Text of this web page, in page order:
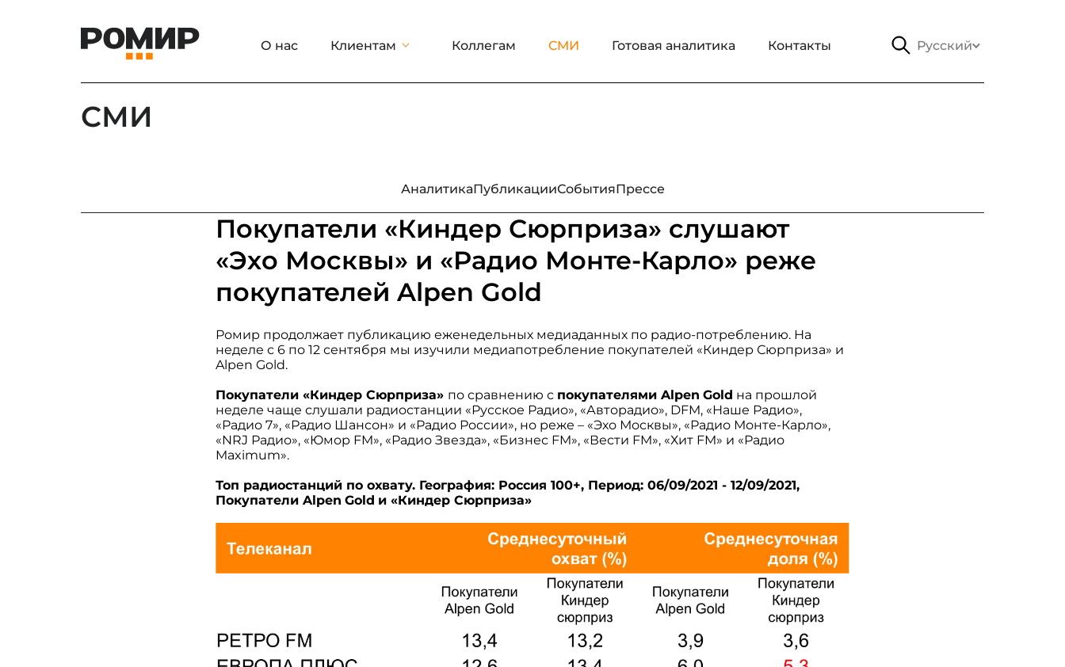
О нас Клиентам Коллегам СМИ Готовая аналитика Контакты Русский
СМИ
АналитикаПубликацииСобытияПрессе
Покупатели «Киндер Сюрприза» слушают
«Эхо Москвы» и «Радио Монте-Карло» реже
покупателей Alpen Gold
Ромир продолжает публикацию еженедельных медиаданных по радио-потреблению. На
неделе с 6 по 12 сентября мы изучили медиапотребление покупателей «Киндер Сюрприза» и
Alpen Gold.
Покупатели «Киндер Сюрприза» по сравнению с покупателями Alpen Gold на прошлой
неделе чаще слушали радиостанции «Русское Радио», «Авторадио», DFM, «Наше Радио»,
«Радио 7», «Радио Шансон» и «Радио России», но реже – «Эхо Москвы», «Радио Монте-Карло»,
«NRJ Радио», «Юмор FM», «Радио Звезда», «Бизнес FM», «Вести FM», «Хит FM» и «Радио
Maximum».
Топ радиостанций по охвату. География: Россия 100+, Период: 06/09/2021 - 12/09/2021,
Покупатели Alpen Gold и «Киндер Сюрприза»